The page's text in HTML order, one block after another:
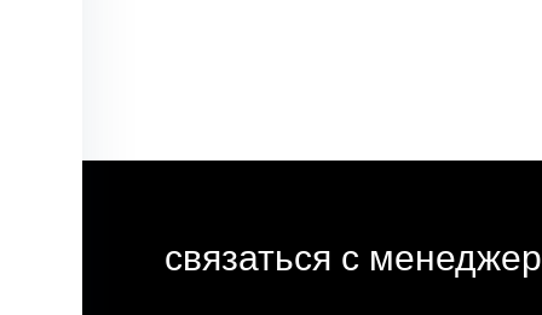
связаться с